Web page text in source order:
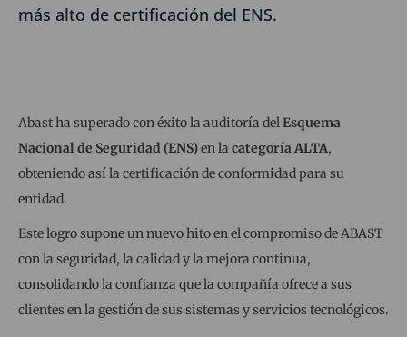
más alto de certificación del ENS.
Abast ha superado con éxito la auditoría delEsquema
Nacional de Seguridad (ENS)en la categoría ALTA,
obteniendo así la certificación de conformidad para su
entidad.
Este logro supone un nuevo hito en el compromiso de ABAST
con la seguridad, la calidad y la mejora continua,
consolidando la confianza que la compañía ofrece a sus
clientes en la gestión de sus sistemas y servicios tecnológicos.